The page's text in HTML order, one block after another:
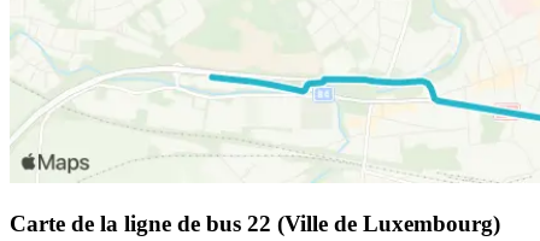
Carte de la ligne de bus 22 (Ville de Luxembourg)